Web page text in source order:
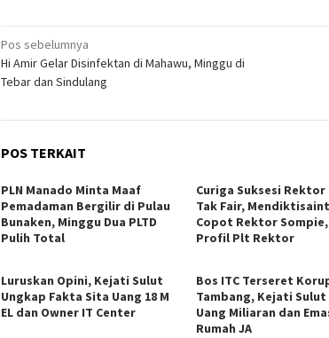
Navigasi
pos
Pos sebelumnya
Hi Amir Gelar Disinfektan di Mahawu, Minggu di
Tebar dan Sindulang
POS TERKAIT
PLN Manado Minta Maaf
Pemadaman Bergilir di Pulau
Bunaken, Minggu Dua PLTD
Pulih Total
Curiga Suksesi Rektor
Tak Fair,
Copot Rektor
Profil Plt Rektor
Luruskan Opini, Kejati Sulut
Ungkap Fakta Sita Uang 18 M
EL dan Owner IT Center
Bos ITC Terseret
Tambang, Kejati Sulut
Uang Miliaran dan
Rumah JA